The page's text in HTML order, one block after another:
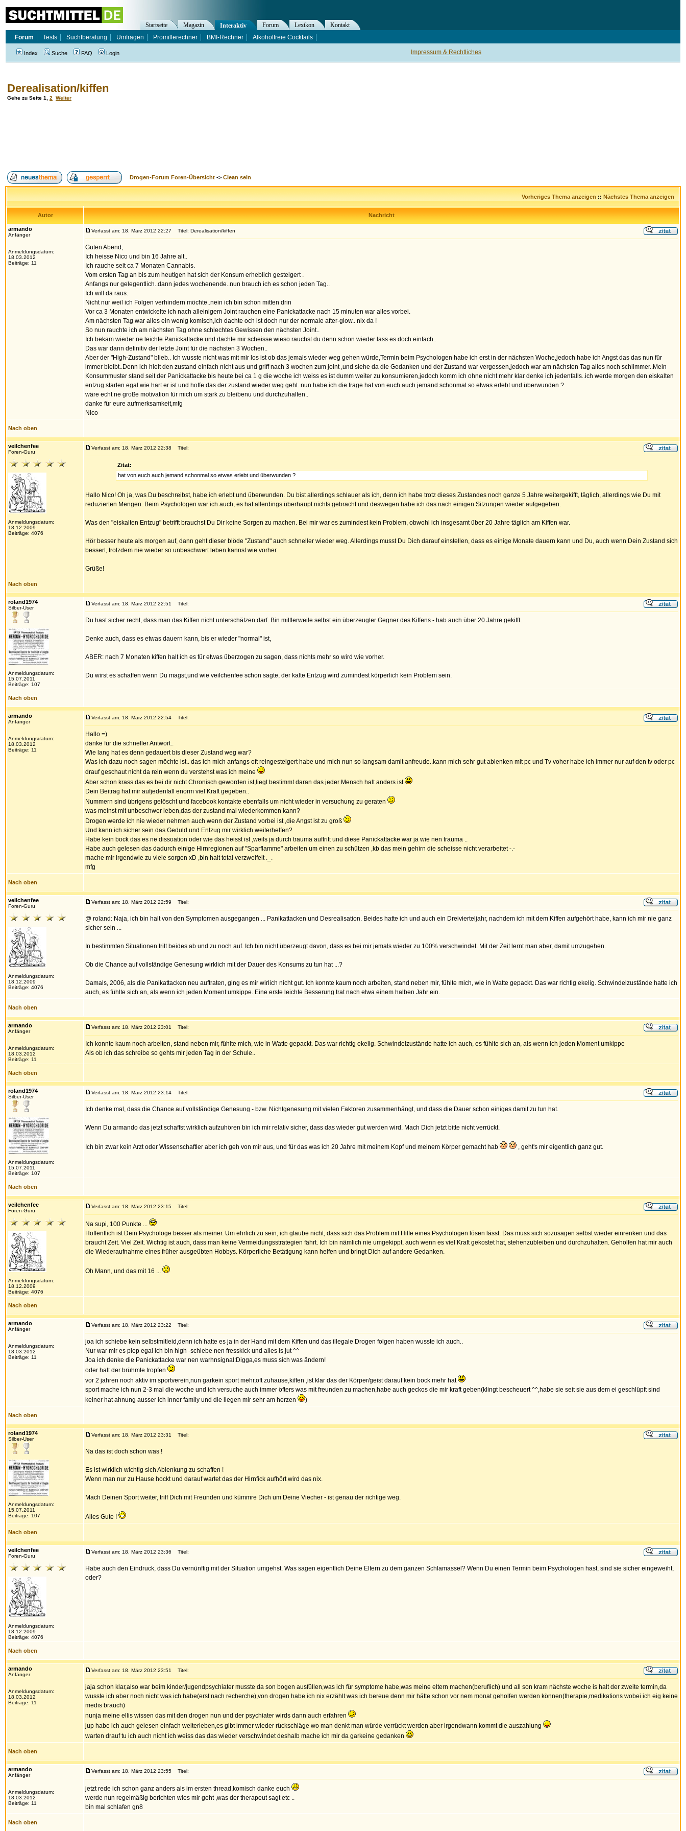
Derealisation/kiffen
Gehe zu Seite 1 2 Weiter
Drogen-Forum Foren-Übersicht -> Clean sein
Vorheriges Thema anzeigen :: Nächstes Thema anzeigen
Autor Nachricht
armando
Anfänger
Anmeldungsdatum:
18.03.2012
Beiträge: 11
Verfasst am: 18. März 2012 22:27 Titel: Derealisation/kiffen
Guten Abend,
Ich heisse Nico und bin 16 Jahre alt..
Ich rauche seit ca 7 Monaten Cannabis.
Vom ersten Tag an bis zum heutigen hat sich der Konsum erheblich gesteigert .
Anfangs nur gelegentlich..dann jedes wochenende..nun brauch ich es schon jeden Tag..
Ich will da raus.
Nicht nur weil ich Folgen verhindern möchte..nein ich bin schon mitten drin
Vor ca 3 Monaten entwickelte ich nach alleinigem Joint rauchen eine Panickattacke nach 15 minuten war alles vorbei.
Am nächsten Tag war alles ein wenig komisch,ich dachte och ist doch nur der normale after-glow.. nix da !
So nun rauchte ich am nächsten Tag ohne schlechtes Gewissen den nächsten Joint..
Ich bekam wieder ne leichte Panickattacke und dachte mir scheisse wieso rauchst du denn schon wieder lass es doch einfach..
Das war dann definitiv der letzte Joint für die nächsten 3 Wochen..
Aber der "High-Zustand" blieb.. Ich wusste nicht was mit mir los ist ob das jemals wieder weg gehen würde,Termin beim Psychologen habe ich erst in der nächsten Woche,jedoch habe ich Angst das das nun für
immer bleibt..Denn ich hielt den zustand einfach nicht aus und griff nach 3 wochen zum joint ,und siehe da die Gedanken und der Zustand war vergessen,jedoch war am nächsten Tag alles noch schlimmer..Mein
Konsummuster stand seit der Panickattacke bis heute bei ca 1 g die woche ich weiss es ist dumm weiter zu konsumieren,jedoch komm ich ohne nicht mehr klar denke ich jedenfalls..ich werde morgen den eiskalten
entzug starten egal wie hart er ist und hoffe das der zustand wieder weg geht..nun habe ich die frage hat von euch auch jemand schonmal so etwas erlebt und überwunden ?
wäre echt ne große motivation für mich um stark zu bleibenu und durchzuhalten..
danke für eure aufmerksamkeit,mfg
Nico
Nach oben
veilchenfee
Foren-Guru
Anmeldungsdatum:
18.12.2009
Beiträge: 4076
Verfasst am: 18. März 2012 22:38 Titel:
Zitat:
hat von euch auch jemand schonmal so etwas erlebt und überwunden ?
Hallo Nico! Oh ja, was Du beschreibst, habe ich erlebt und überwunden. Du bist allerdings schlauer als ich, denn ich habe trotz dieses Zustandes noch ganze 5 Jahre weitergekifft, täglich, allerdings wie Du mit
reduzierten Mengen. Beim Psychologen war ich auch, es hat allerdings überhaupt nichts gebracht und deswegen habe ich das nach einigen Sitzungen wieder aufgegeben.
Was den "eiskalten Entzug" betrifft brauchst Du Dir keine Sorgen zu machen. Bei mir war es zumindest kein Problem, obwohl ich insgesamt über 20 Jahre täglich am Kiffen war.
Hör besser heute als morgen auf, dann geht dieser blöde "Zustand" auch schneller wieder weg. Allerdings musst Du Dich darauf einstellen, dass es einige Monate dauern kann und Du, auch wenn Dein Zustand sich
bessert, trotzdem nie wieder so unbeschwert leben kannst wie vorher.
Grüße!
Nach oben
roland1974
Silber-User
Anmeldungsdatum:
15.07.2011
Beiträge: 107
Verfasst am: 18. März 2012 22:51 Titel:
Du hast sicher recht, dass man das Kiffen nicht unterschätzen darf. Bin mittlerweile selbst ein überzeugter Gegner des Kiffens - hab auch über 20 Jahre gekifft.
Denke auch, dass es etwas dauern kann, bis er wieder "normal" ist,
ABER: nach 7 Monaten kiffen halt ich es für etwas überzogen zu sagen, dass nichts mehr so wird wie vorher.
Du wirst es schaffen wenn Du magst,und wie veilchenfee schon sagte, der kalte Entzug wird zumindest körperlich kein Problem sein.
Nach oben
armando
Anfänger
Anmeldungsdatum:
18.03.2012
Beiträge: 11
Verfasst am: 18. März 2012 22:54 Titel:
Hallo =)
danke für die schneller Antwort..
Wie lang hat es denn gedauert bis dieser Zustand weg war?
Was ich dazu noch sagen möchte ist.. das ich mich anfangs oft reingesteigert habe und mich nun so langsam damit anfreude..kann mich sehr gut ablenken mit pc und Tv voher habe ich immer nur auf den tv oder pc
drauf geschaut nicht da rein wenn du verstehst was ich meine
Aber schon krass das es bei dir nicht Chronisch geworden ist,liegt bestimmt daran das jeder Mensch halt anders ist
Dein Beitrag hat mir aufjedenfall enorm viel Kraft gegeben..
Nummern sind übrigens gelöscht und facebook kontakte ebenfalls um nicht wieder in versuchung zu geraten
was meinst mit unbeschwer leben,das der zustand mal wiederkommen kann?
Drogen werde ich nie wieder nehmen auch wenn der Zustand vorbei ist ,die Angst ist zu groß
Und kann ich sicher sein das Geduld und Entzug mir wirklich weiterhelfen?
Habe kein bock das es ne dissoation oder wie das heisst ist ,weils ja durch trauma auftritt und diese Panickattacke war ja wie nen trauma ..
Habe auch gelesen das dadurch einige Hirnregionen auf "Sparflamme" arbeiten um einen zu schützen ,kb das mein gehirn die scheisse nicht verarbeitet -.-
mache mir irgendwie zu viele sorgen xD ,bin halt total verzweifelt ._.
mfg
Nach oben
veilchenfee
Foren-Guru
Anmeldungsdatum:
18.12.2009
Beiträge: 4076
Verfasst am: 18. März 2012 22:59 Titel:
@ roland: Naja, ich bin halt von den Symptomen ausgegangen ... Panikattacken und Desrealisation. Beides hatte ich und auch ein Dreivierteljahr, nachdem ich mit dem Kiffen aufgehört habe, kann ich mir nie ganz
sicher sein ...
In bestimmten Situationen tritt beides ab und zu noch auf. Ich bin nicht überzeugt davon, dass es bei mir jemals wieder zu 100% verschwindet. Mit der Zeit lernt man aber, damit umzugehen.
Ob die Chance auf vollständige Genesung wirklich mit der Dauer des Konsums zu tun hat ...?
Damals, 2006, als die Panikattacken neu auftraten, ging es mir wirlich nicht gut. Ich konnte kaum noch arbeiten, stand neben mir, fühlte mich, wie in Watte gepackt. Das war richtig ekelig. Schwindelzustände hatte ich
auch, es fühlte sich an, als wenn ich jeden Moment umkippe. Eine erste leichte Besserung trat nach etwa einem halben Jahr ein.
Nach oben
armando
Anfänger
Anmeldungsdatum:
18.03.2012
Beiträge: 11
Verfasst am: 18. März 2012 23:01 Titel:
Ich konnte kaum noch arbeiten, stand neben mir, fühlte mich, wie in Watte gepackt. Das war richtig ekelig. Schwindelzustände hatte ich auch, es fühlte sich an, als wenn ich jeden Moment umkippe
Als ob ich das schreibe so gehts mir jeden Tag in der Schule..
Nach oben
roland1974
Silber-User
Anmeldungsdatum:
15.07.2011
Beiträge: 107
Verfasst am: 18. März 2012 23:14 Titel:
Ich denke mal, dass die Chance auf vollständige Genesung - bzw. Nichtgenesung mit vielen Faktoren zusammenhängt, und dass die Dauer schon einiges damit zu tun hat.
Wenn Du armando das jetzt schaffst wirklich aufzuhören bin ich mir relativ sicher, dass das wieder gut werden wird. Mach Dich jetzt bitte nicht verrückt.
Ich bin zwar kein Arzt oder Wissenschaftler aber ich geh von mir aus, und für das was ich 20 Jahre mit meinem Kopf und meinem Körper gemacht hab , geht's mir eigentlich ganz gut.
Nach oben
veilchenfee
Foren-Guru
Anmeldungsdatum:
18.12.2009
Beiträge: 4076
Verfasst am: 18. März 2012 23:15 Titel:
Na supi, 100 Punkte ...
Hoffentlich ist Dein Psychologe besser als meiner. Um ehrlich zu sein, ich glaube nicht, dass sich das Problem mit Hilfe eines Psychologen lösen lässt. Das muss sich sozusagen selbst wieder einrenken und das
braucht Zeit. Viel Zeit. Wichtig ist auch, dass man keine Vermeidungsstrategien fährt. Ich bin nämlich nie umgekippt, auch wenn es viel Kraft gekostet hat, stehenzubleiben und durchzuhalten. Geholfen hat mir auch
die Wiederaufnahme eines früher ausgeübten Hobbys. Körperliche Betätigung kann helfen und bringt Dich auf andere Gedanken.
Oh Mann, und das mit 16 ...
Nach oben
armando
Anfänger
Anmeldungsdatum:
18.03.2012
Beiträge: 11
Verfasst am: 18. März 2012 23:22 Titel:
joa ich schiebe kein selbstmitleid,denn ich hatte es ja in der Hand mit dem Kiffen und das illegale Drogen folgen haben wusste ich auch..
Nur war mir es piep egal ich bin high -schiebe nen fresskick und alles is jut ^^
Joa ich denke die Panickattacke war nen warhnsignal:Digga,es muss sich was ändern!
oder halt der brühmte tropfen
vor 2 jahren noch aktiv im sportverein,nun garkein sport mehr,oft zuhause,kiffen ,ist klar das der Körper/geist darauf kein bock mehr hat
sport mache ich nun 2-3 mal die woche und ich versuche auch immer öfters was mit freunden zu machen,habe auch geckos die mir kraft geben(klingt bescheuert ^^,habe sie seit sie aus dem ei geschlüpft sind
keiner hat ahnung ausser ich inner family und die liegen mir sehr am herzen
)
Nach oben
roland1974
Silber-User
Anmeldungsdatum:
15.07.2011
Beiträge: 107
Verfasst am: 18. März 2012 23:31 Titel:
Na das ist doch schon was !
Es ist wirklich wichtig sich Ablenkung zu schaffen !
Wenn man nur zu Hause hockt und darauf wartet das der Hirnfick aufhört wird das nix.
Mach Deinen Sport weiter, triff Dich mit Freunden und kümmre Dich um Deine Viecher - ist genau der richtige weg.
Alles Gute !
Nach oben
veilchenfee
Foren-Guru
Anmeldungsdatum:
18.12.2009
Beiträge: 4076
Verfasst am: 18. März 2012 23:36 Titel:
Habe auch den Eindruck, dass Du vernünftig mit der Situation umgehst. Was sagen eigentlich Deine Eltern zu dem ganzen Schlamassel? Wenn Du einen Termin beim Psychologen hast, sind sie sicher eingeweiht,
oder?
Nach oben
armando
Anfänger
Anmeldungsdatum:
18.03.2012
Beiträge: 11
Verfasst am: 18. März 2012 23:51 Titel:
jaja schon klar,also war beim kinder/jugendpsychiater musste da son bogen ausfüllen,was ich für symptome habe,was meine eltern machen(beruflich) und all son kram nächste woche is halt der zweite termin,da
wusste ich aber noch nicht was ich habe(erst nach recherche),von drogen habe ich nix erzählt was ich bereue denn mir hätte schon vor nem monat geholfen werden können(therapie,medikations wobei ich eig keine
medis brauch)
nunja meine ellis wissen das mit den drogen nun und der psychiater wirds dann auch erfahren
jup habe ich auch gelesen einfach weiterleben,es gibt immer wieder rückschläge wo man denkt man würde verrückt werden aber irgendwann kommt die auszahlung
warten drauf tu ich auch nicht ich weiss das das wieder verschwindet deshalb mache ich mir da garkeine gedanken
Nach oben
armando
Anfänger
Anmeldungsdatum:
18.03.2012
Beiträge: 11
Verfasst am: 18. März 2012 23:55 Titel:
jetzt rede ich schon ganz anders als im ersten thread,komisch danke euch
werde nun regelmäßig berichten wies mir geht ,was der therapeut sagt etc ..
bin mal schlafen gn8
Nach oben
Impressum & Rechtliches
Startseite Magazin Interaktiv Forum Lexikon
Kontakt
Forum
Tests Suchtberatung Umfragen Promillerechner BMI-Rechner Alkoholfreie Cocktails
Index Suche FAQ Login